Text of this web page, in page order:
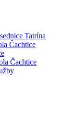
Tatrína
Čachtice
Čachtice